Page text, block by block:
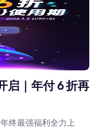
启｜年付 6 折再
终最强福利全力上